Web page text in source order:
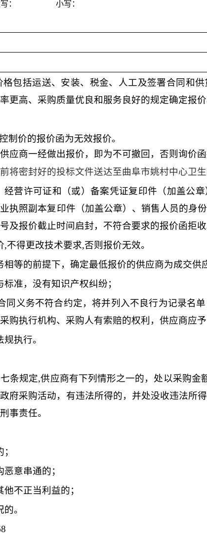
： 小写：
包括运送、安装、税金、人工及签署合同和
更高、采购质量优良和服务良好的规定确定报价
制价的报价函为无效报价。
应商一经做出报价，即为不可撤回，否则询价
前将密封好的投标文件送达至曲阜市姚村中心卫
经营许可证和（或）备案凭证复印件 （加盖公章
执照副本复印件（加盖公章） 、销售人员的身
及报价截止时间启封，不符合要求的报价函拒收
得更改技术要求,否则报价无效。
等的前提下，确定最低报价的供应商为成交供
准，没有知识产权纠纷；
同义务不符合约定，将并列入不良行为记录名
购执行机构、采购人有索赔的权利，供应商应予
执行。
条规定,供应商有下列情形之一的，处以采购金
府采购活动，有违法所得的，并处没收违法所
事责任。
意串通的；
不正当利益的；
。